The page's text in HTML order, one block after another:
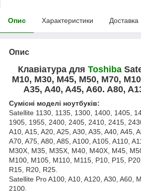
Опис Характеристики Доставка
Опис
Клавіатура для Toshiba
M10, M30, M45, M50, M70,
A35, A40, A45, A60. A80,
Сумісні моделі ноутбуків:
Satellite 1130, 1135, 1300, 1400, 1405,
1905, 1955, 2400, 2405, 2410, 2415,
A10, A15, A20, A25, A30, A35, A40, A45,
A70, A75, A80, A85, A100, A105, A110,
M30X, M35, M35X, M40, M40X, M45,
M100, M105, M110, M115, P10, P15,
R15, R20, R25.
Satellite Pro A100, A10, A120, A30, A60,
2100.